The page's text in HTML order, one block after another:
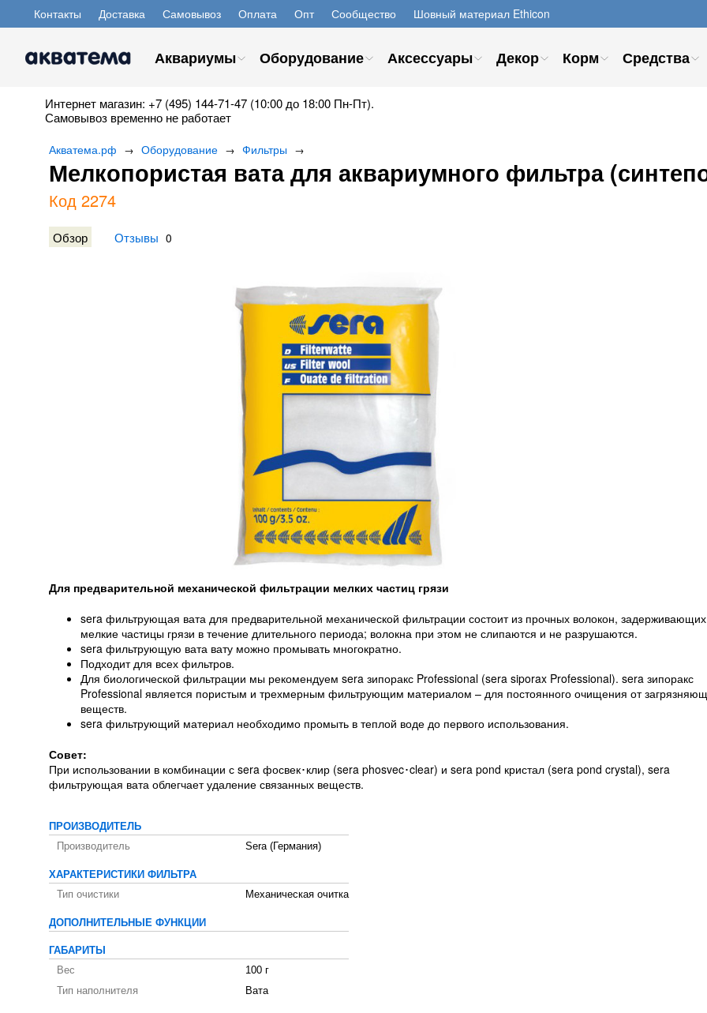
Контакты Доставка Самовывоз Оплата Опт Сообщество Шовный материал Ethicon
Аквариумы Оборудование Аксессуары Декор Корм Средства
Интернет магазин: +7 (495) 144-71-47 (10:00 до 18:00 Пн-Пт).
Самовывоз временно не работает
Акватема.рф → Оборудование → Фильтры →
Мелкопористая вата для аквариумного фильтра
Код 2274
Обзор Отзывы 0
Для предварительной механической фильтрации мелких частиц грязи
sera фильтрующая вата для предварительной механической фильтрации состоит из прочных волокон, задерживающих
мелкие частицы грязи в течение длительного периода; волокна при этом не слипаются и не разрушаются.
sera фильтрующую вата вату можно промывать многократно.
Подходит для всех фильтров.
Для биологической фильтрации мы рекомендуем sera зипоракс Professional (sera siporax Professional). sera зипоракс
Professional является пористым и трехмерным фильтрующим материалом – для постоянного очищения от
веществ.
sera фильтрующий материал необходимо промыть в теплой воде до первого использования.
Совет:
При использовании в комбинации с sera фосвек･клир (sera phosvec･clear) и sera pond кристал (sera pond crystal), sera
фильтрующая вата облегчает удаление связанных веществ.
ПРОИЗВОДИТЕЛЬ
Производитель
Sera (Германия)
ХАРАКТЕРИСТИКИ ФИЛЬТРА
Тип очистики
Механическая очитка
ДОПОЛНИТЕЛЬНЫЕ ФУНКЦИИ
ГАБАРИТЫ
Вес
100 г
Тип наполнителя
Вата